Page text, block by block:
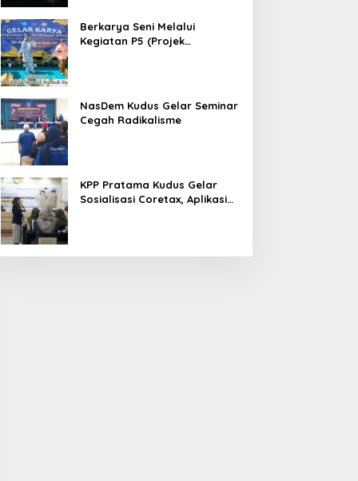
Berkarya Seni Melalui
Kegiatan P5 (Projek
NasDem Kudus Gelar Seminar
Cegah Radikalisme
KPP Pratama Kudus Gelar
Sosialisasi Coretax, Aplikasi